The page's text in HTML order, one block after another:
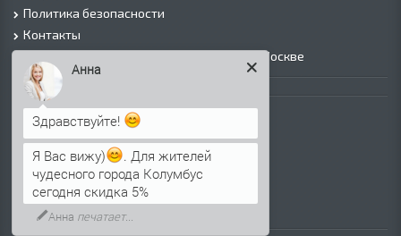
Политика безопасности
Контакты
Прайс лист на черный металлопрокат в Москве
Листовой прокат
Лист г/к
Лист х/к
Просечно-вытяжной лист (ПВЛ)
Лист рифленый
Лист оцинкованный
Анна
Здравствуйте!
Я Вас вижу)
. Для жителей
чудесного города Колумбус
сегодня скидка 5%
Анна печатает...